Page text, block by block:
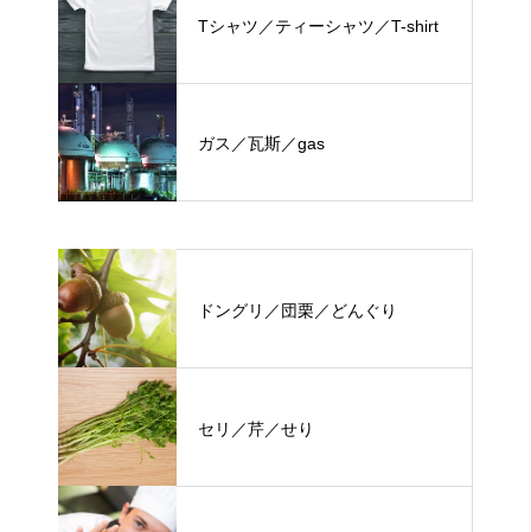
Tシャツ／ティーシャツ／T-shirt
ガス／瓦斯／gas
ドングリ／団栗／どんぐり
セリ／芹／せり